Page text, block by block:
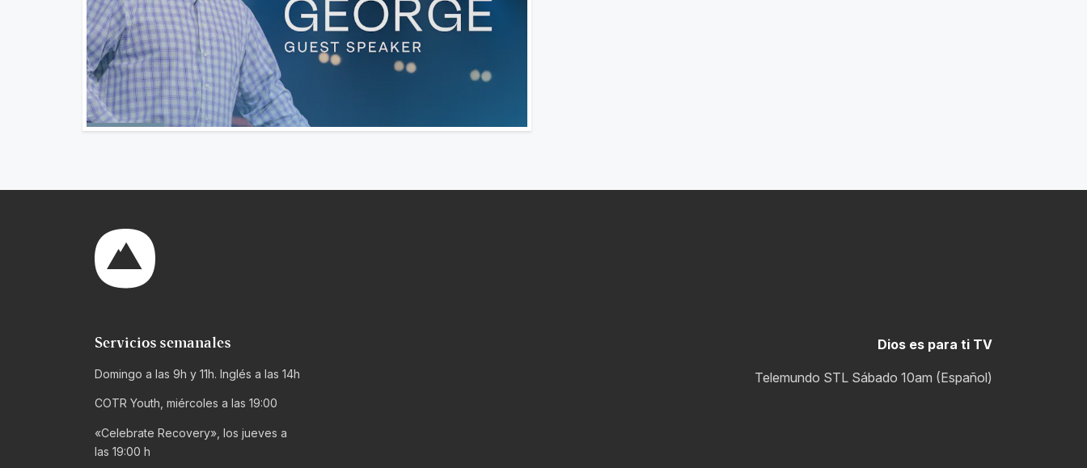
Servicios semanales
Domingo a las 9h y 11h. Inglés a las 14h
COTR Youth, miércoles a las 19:00
«Celebrate Recovery», los jueves a
las 19:00 h
Dios es para ti TV
Telemundo STL Sábado 10am (Español)